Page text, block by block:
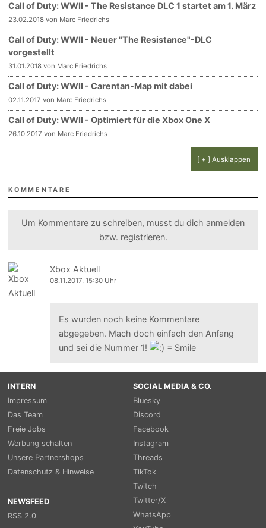
Call of Duty: WWII - The Resistance DLC 1 startet am 1. März
23.02.2018 von Marc Friedrichs
Call of Duty: WWII - Neuer "The Resistance"-DLC
vorgestellt
31.01.2018 von Marc Friedrichs
Call of Duty: WWII - Carentan-Map mit dabei
02.11.2017 von Marc Friedrichs
Call of Duty: WWII - Optimiert für die Xbox One X
26.10.2017 von Marc Friedrichs
[ + ] Ausklappen
KOMMENTARE
Um Kommentare zu schreiben, musst du dich anmelden
bzw. registrieren.
Xbox Aktuell
08.11.2017, 15:30 Uhr
Es wurden noch keine Kommentare
abgegeben. Mach doch einfach den Anfang
und sei die Nummer 1!
INTERN
Impressum
Das Team
Freie Jobs
Werbung schalten
Unsere Partnershops
Datenschutz & Hinweise
NEWSFEED
RSS 2.0
SOCIAL MEDIA & CO.
Bluesky
Discord
Facebook
Instagram
Threads
TikTok
Twitch
Twitter/X
WhatsApp